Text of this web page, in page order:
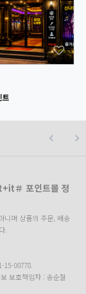
＃ 포인트몰 정
니며 상품의 주문, 배송
.
15-00778
보호책임자 : 송순철